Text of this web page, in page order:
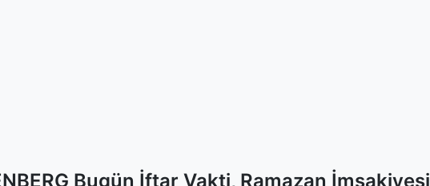
Bugün İftar Vakti, Ramazan İmsakiyesi